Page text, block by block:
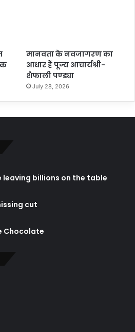
मानवता के नवजागरण का
आधार हैं पूज्य आचार्यश्री-
शैफाली पण्ड्या
July 28, 2026
leaving billions on the table
cut
Chocolate